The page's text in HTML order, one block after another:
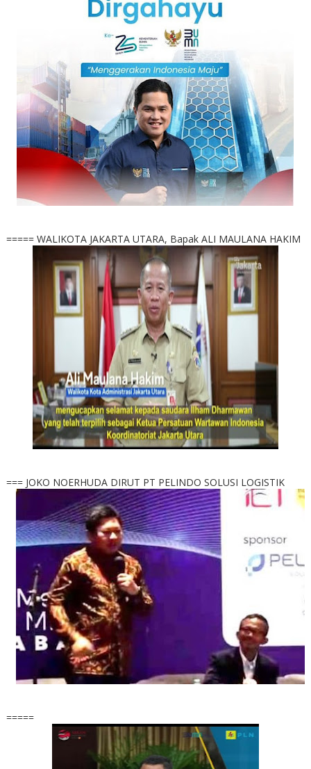
===== WALIKOTA JAKARTA UTARA, Bapak ALI MAULANA HAKIM
=== JOKO NOERHUDA DIRUT PT PELINDO SOLUSI LOGISTIK
=====